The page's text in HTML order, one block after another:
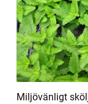
Miljövänligt